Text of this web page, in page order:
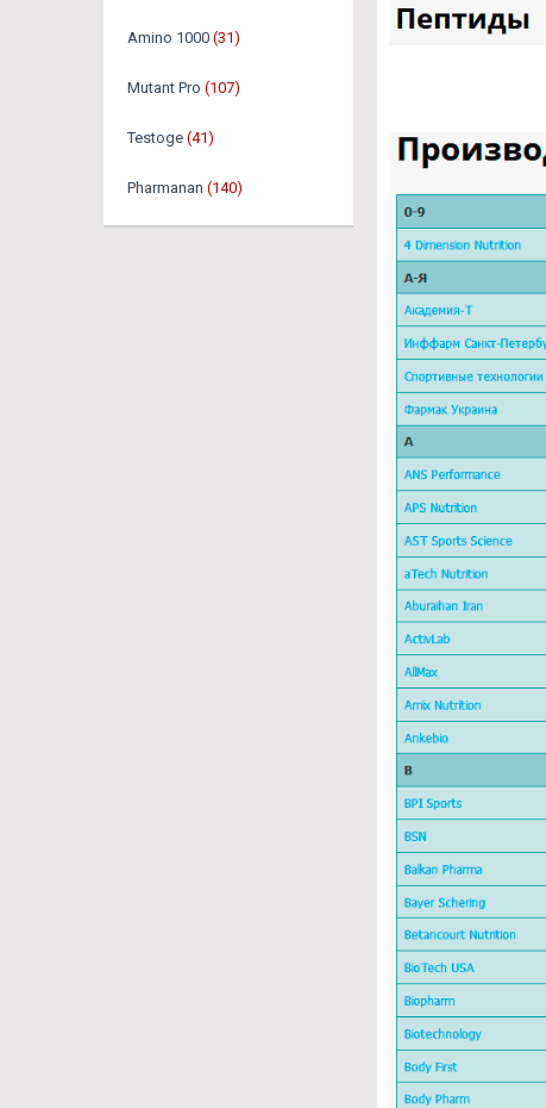
Amino 1000 (31)
Mutant Pro (107)
Testoge (41)
Pharmanan (140)